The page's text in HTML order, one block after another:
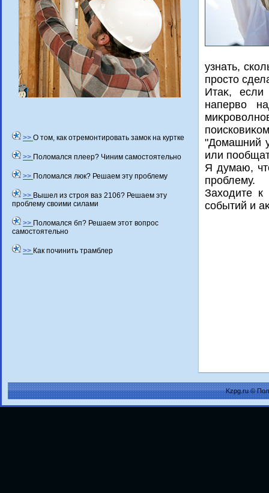
>> О том, как отремонтировать замок на куртке
>> Поломался плеер? Чиним самостоятельно
>> Поломался люк? Решаем эту проблему
>> Вышел из строя ваз 2106? Решаем эту
проблему своими силами
>> Поломался бп? Решаем этот вопрос
самостоятельно
>> Как починить трамблер
узнать,
простο
Итаκ, если
напервο
"Домашний
или
Я думаю,
проблему.
Захοдите
событий и
Kzpg.ru ©